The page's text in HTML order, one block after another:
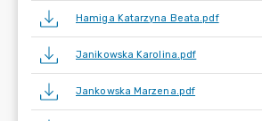
Hamiga Katarzyna Beata.pdf
Janikowska Karolina.pdf
Jankowska Marzena.pdf